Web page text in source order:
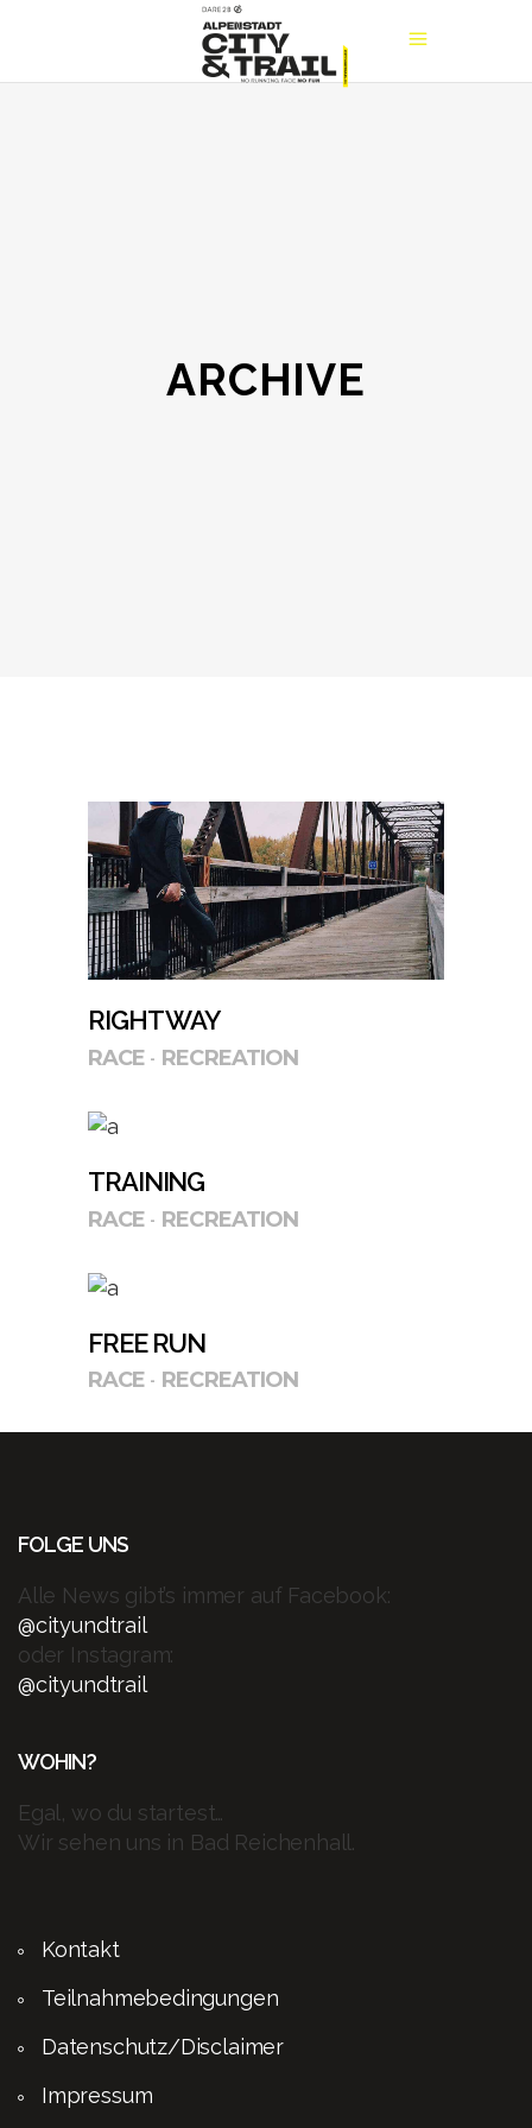
ARCHIVE
RIGHT WAY
RACE RECREATION
TRAINING
RACE RECREATION
FREE RUN
RACE RECREATION
FOLGE UNS
Alle News gibt’s immer auf Facebook:
@cityundtrail
oder Instagram:
@cityundtrail
WOHIN?
Egal, wo du startest…
Wir sehen uns in Bad Reichenhall.
Kontakt
Teilnahmebedingungen
Datenschutz/Disclaimer
Impressum